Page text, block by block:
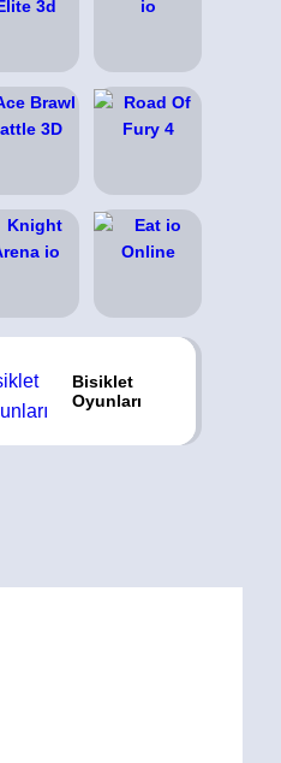
Bisiklet
Oyunları